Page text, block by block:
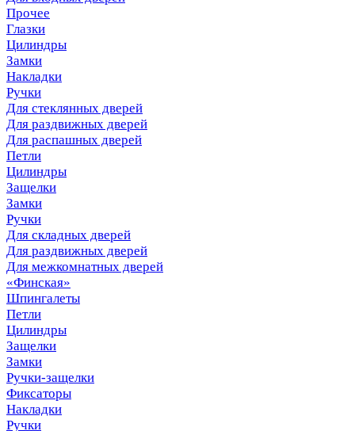
Прочее
Глазки
Цилиндры
Замки
Накладки
Ручки
Для стеклянных дверей
Для раздвижных дверей
Для распашных дверей
Петли
Цилиндры
Защелки
Замки
Ручки
Для складных дверей
Для раздвижных дверей
Для межкомнатных дверей
«Финская»
Шпингалеты
Петли
Цилиндры
Защелки
Замки
Ручки-защелки
Фиксаторы
Накладки
Ручки